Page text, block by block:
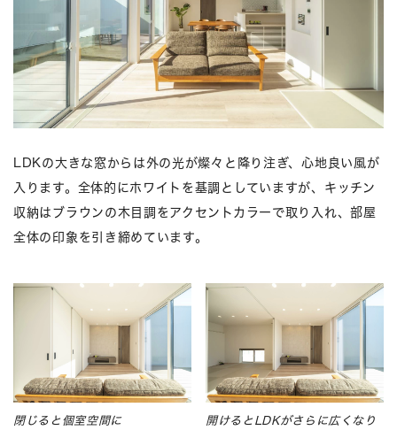
LDKの大きな窓からは外の光が燦々と降り注ぎ、心地良い風が
入ります。全体的にホワイトを基調としていますが、キッチン
収納はブラウンの木目調をアクセントカラーで取り入れ、部屋
全体の印象を引き締めています。
閉じると個室空間に 開けるとLDKがさらに広くなり